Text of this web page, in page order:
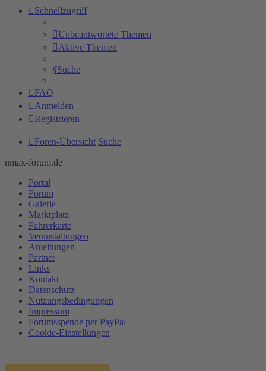
Schnellzugriff
Unbeantwortete Themen
Aktive Themen
Suche
FAQ
Anmelden
Registrieren
Foren-Übersicht Suche
nmax-forum.de
Portal
Forum
Galerie
Marktplatz
Fahrerkarte
Veranstaltungen
Anleitungen
Partner
Links
Kontakt
Datenschutz
Nutzungsbedingungen
Impressum
Forumsspende per PayPal
Cookie-Einstellungen